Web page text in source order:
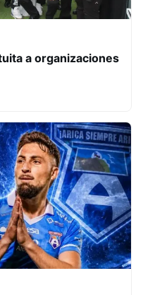
a organizaciones